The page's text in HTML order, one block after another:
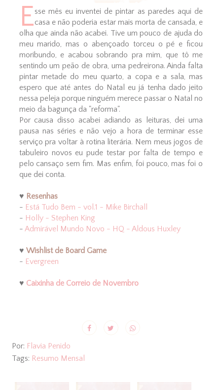
Esse mês eu inventei de pintar as paredes aqui de
casa e não poderia estar mais morta de cansada, e
olha que ainda não acabei. Tive um pouco de ajuda do
meu marido, mas o abençoado torceu o pé e ficou
moribundo, e acabou sobrando pra mim, que tô me
sentindo um peão de obra, uma pedreirona. Ainda falta
pintar metade do meu quarto, a copa e a sala, mas
espero que até antes do Natal eu já tenha dado jeito
nessa peleja porque ninguém merece passar o Natal no
meio da bagunça da "reforma".
Por causa disso acabei adiando as leituras, dei uma
pausa nas séries e não vejo a hora de terminar esse
serviço pra voltar à rotina literária. Nem meus jogos de
tabuleiro novos eu pude testar por falta de tempo e
pelo cansaço sem fim. Mas enfim, foi pouco, mas foi o
que dei conta.
♥ Resenhas
- Está Tudo Bem - vol.1 - Mike Birchall
- Holly - Stephen King
- Admirável Mundo Novo - HQ - Aldous Huxley
♥ Wishlist de Board Game
- Evergreen
♥ Caixinha de Correio de Novembro
Por: Flavia Penido
Tags: Resumo Mensal